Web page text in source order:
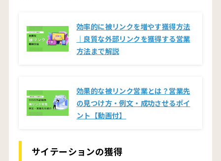
効率的に被リンクを増やす獲得方法
｜良質な外部リンクを獲得する営業
方法まで解説
効果的な被リンク営業とは？営業先
の見つけ方・例文・成功させるポイ
ント【動画付】
サイテーションの獲得